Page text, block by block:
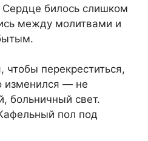
Сердце билось слишком
между молитвами и
чтобы перекреститься,
изменился — не
больничный свет.
пол под